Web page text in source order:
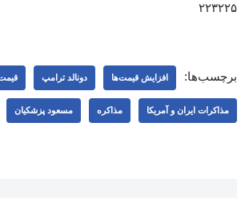
۲۲۳۲۲۵
برچسب‌ها: افزایش قیمت‌ها دونالد ترامپ
مذاکرات ایران و آمریکا مذاکره مسعود پزشکیان